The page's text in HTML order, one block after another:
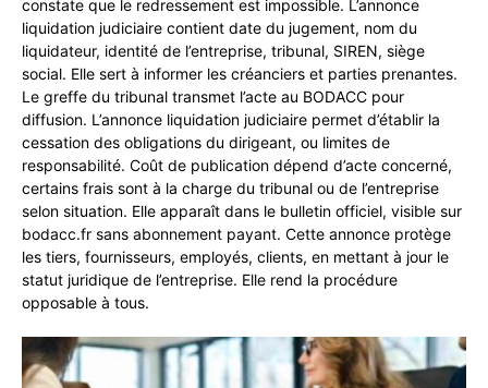
constate que le redressement est impossible. L’annonce
liquidation judiciaire contient date du jugement, nom du
liquidateur, identité de l’entreprise, tribunal, SIREN, siège
social. Elle sert à informer les créanciers et parties prenantes.
Le greffe du tribunal transmet l’acte au BODACC pour
diffusion. L’annonce liquidation judiciaire permet d’établir la
cessation des obligations du dirigeant, ou limites de
responsabilité. Coût de publication dépend d’acte concerné,
certains frais sont à la charge du tribunal ou de l’entreprise
selon situation. Elle apparaît dans le bulletin officiel, visible sur
bodacc.fr sans abonnement payant. Cette annonce protège
les tiers, fournisseurs, employés, clients, en mettant à jour le
statut juridique de l’entreprise. Elle rend la procédure
opposable à tous.